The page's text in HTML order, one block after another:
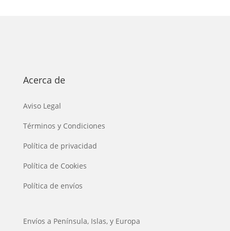
Acerca de
Aviso Legal
Términos y Condiciones
Política de privacidad
Política de Cookies
Política de envíos
Envíos a Península, Islas, y Europa